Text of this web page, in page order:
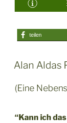
teilen
Alan Aldas
(Eine
“Kann ich